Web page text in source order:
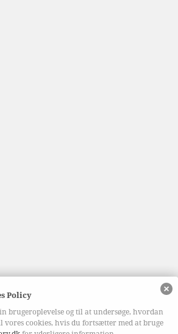
Policy
brugeroplevelse og til at undersøge, hvordan
cookies, hvis du fortsætter med at bruge